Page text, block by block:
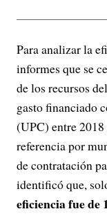
Para analizar la
informes que se
de los recursos
gasto financiado
(UPC) entre
referencia por
de contratación
identificó que,
eficiencia fue de